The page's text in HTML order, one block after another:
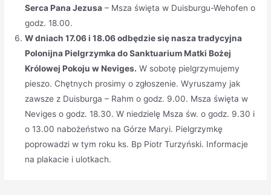
Serca Pana Jezusa – Msza święta w Duisburgu-Wehofen o
godz. 18.00.
W dniach 17.06 i 18.06 odbędzie się nasza tradycyjna
Polonijna Pielgrzymka do Sanktuarium Matki Bożej
Królowej Pokoju w Neviges. W sobotę pielgrzymujemy
pieszo. Chętnych prosimy o zgłoszenie. Wyruszamy jak
zawsze z Duisburga – Rahm o godz. 9.00. Msza święta w
Neviges o godz. 18.30. W niedzielę Msza św. o godz. 9.30 i
o 13.00 nabożeństwo na Górze Maryi. Pielgrzymkę
poprowadzi w tym roku ks. Bp Piotr Turzyński. Informacje
na plakacie i ulotkach.